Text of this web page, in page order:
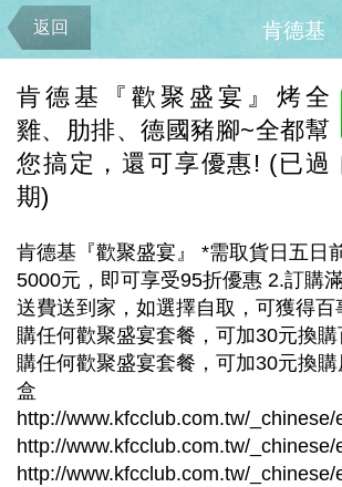
返回 肯德基
肯德基『歡聚盛宴』烤全
雞、肋排、德國豬腳~全都幫
您搞定，還可享優惠! (已過
期)
肯德基『歡聚盛宴』 *需取貨日五日
5000元，即可享受95折優惠 2.訂購
送費送到家，如選擇自取，可獲得百
購任何歡聚盛宴套餐，可加30元換
購任何歡聚盛宴套餐，可加30元換
盒
http://www.kfcclub.com.tw/
http://www.kfcclub.com.tw/
http://www.kfcclub.com.tw/